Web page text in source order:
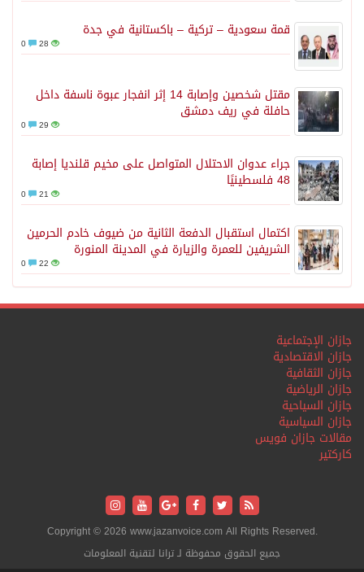
قمة سعودية – تركية – باكستانية في جدة
28
مقتل شخصين وإصابة 14 إثر انفجار عبوة ناسفة داخل
حافلة في ريف دمشق
29
جراء عدوان الاحتلال المتواصل على مخيم قلنديا إصابة
48 فلسطينيًا
21
اكتمال استقبال الدفعة الثانية من ضيوف خادم الحرمين
الشريفين للعمرة والزيارة في المدينة المنورة
22
جازان الإجتماعية
جازان الاقتصادية
جازان الثقافية
جازان الرياضية
جازان السياحية
جازان السياسية
مقالات جازان فويس
كاركتير
Copyright © 2026 www.jazanvoice.com All Rights Reserved.
جميع الحقوق محفوظة لـ ترانا لتقنية المعلومات